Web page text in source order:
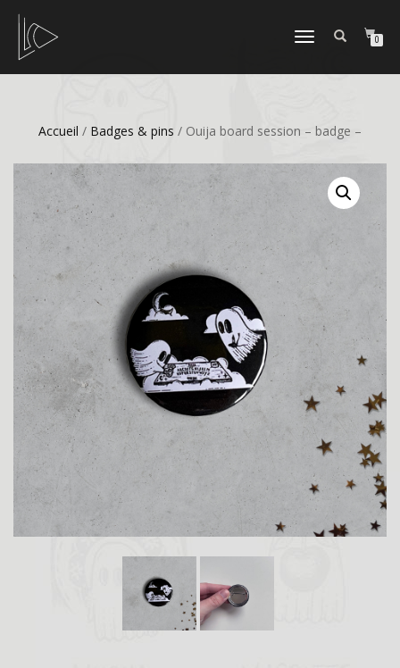
DÉPLIER
NAVIGATION
0
Accueil / Badges & pins / Ouija board session – badge –